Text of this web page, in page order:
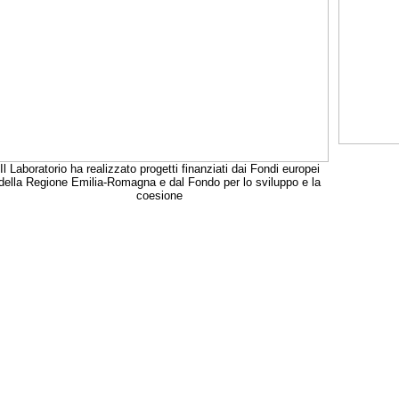
Il Laboratorio ha realizzato progetti finanziati dai Fondi europei
Regione Emilia-Romagna e dal Fondo per lo sviluppo e la
coesione